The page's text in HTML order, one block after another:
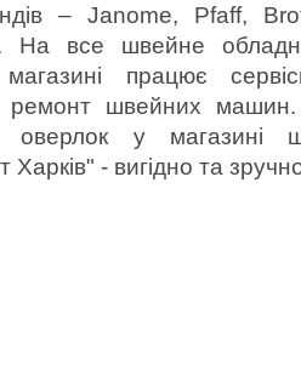
– Janome, Pfaff,
На все швейне
працює
ремонт швейних
оверлок у магазині
- вигідно та